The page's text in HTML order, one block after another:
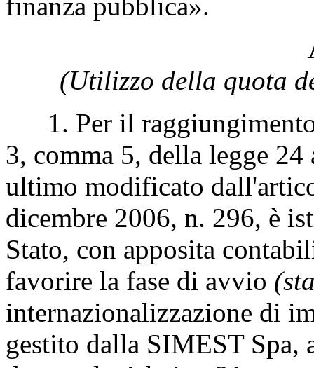
(Utilizzo della quota
1. Per il
3, comma 5, della legge
ultimo modificato
dicembre 2006, n. 296, è
Stato, con apposita
favorire la fase di avvio
internazionalizzazione di
gestito dalla SIMEST Spa,